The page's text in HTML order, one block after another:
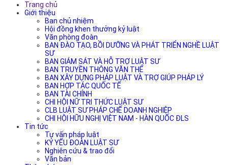
Trang chủ
Giới thiệu
Ban chủ nhiệm
Hội đồng khen thưởng kỷ luật
Văn phòng đoàn
BAN ĐÀO TẠO, BỒI DƯỠNG VÀ PHÁT TRIỂN NGHỀ LUẬT
SƯ
BAN GIÁM SÁT VÀ HỖ TRỢ LUẬT SƯ
BAN TRUYỀN THÔNG VĂN THỂ
BAN XÂY DỰNG PHÁP LUẬT VÀ TRỢ GIÚP PHÁP LÝ
BAN HỢP TÁC QUỐC TẾ
BAN TÀI CHÍNH
CHI HỘI NỮ TRI THỨC LUẬT SƯ
CLB LUẬT SƯ PHÁP CHẾ DOANH NGHIỆP
CHI HỘI HỮU NGHỊ VIỆT NAM - HÀN QUỐC ĐLS
Tin tức
Tư vấn pháp luật
KỶ YẾU ĐOÀN LUẬT SƯ
Nghiên cứu & trao đổi
Văn bản